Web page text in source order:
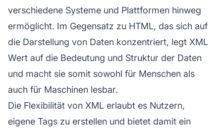
verschiedene Systeme und Plattformen hinweg
ermöglicht. Im Gegensatz zu HTML, das sich auf
die Darstellung von Daten konzentriert, legt XML
Wert auf die Bedeutung und Struktur der Daten
und macht sie somit sowohl für Menschen als
auch für Maschinen lesbar.
Die Flexibilität von XML erlaubt es Nutzern,
eigene Tags zu erstellen und bietet damit ein